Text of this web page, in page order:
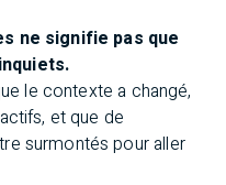
ne signifie pas que
le contexte a changé,
et que de
surmontés pour aller